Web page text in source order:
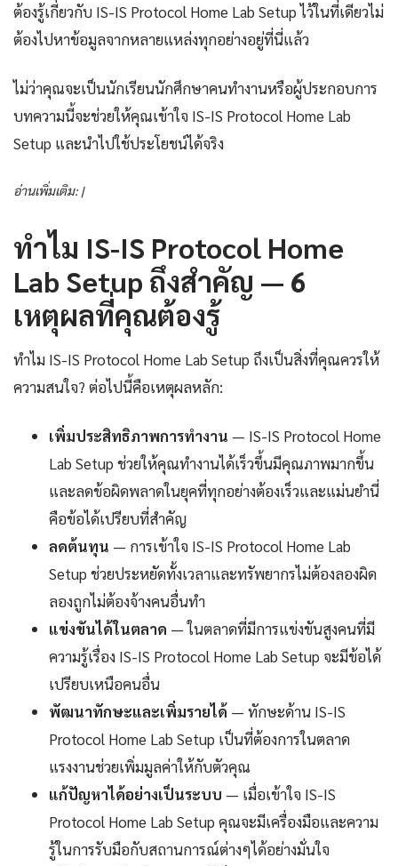
ต้องรู้เกี่ยวกับ IS-IS Protocol Home Lab Setup ไว้ในที่เดียวไม่
ต้องไปหาข้อมูลจากหลายแหล่งทุกอย่างอยู่ที่นี่แล้ว
ไม่ว่าคุณจะเป็นนักเรียนนักศึกษาคนทำงานหรือผู้ประกอบการ
บทความนี้จะช่วยให้คุณเข้าใจ IS-IS Protocol Home Lab
Setup และนำไปใช้ประโยชน์ได้จริง
อ่านเพิ่มเติม: |
ทำไม IS-IS Protocol Home
Lab Setup ถึงสำคัญ — 6
เหตุผลที่คุณต้องรู้
ทำไม IS-IS Protocol Home Lab Setup ถึงเป็นสิ่งที่คุณควรให้
ความสนใจ? ต่อไปนี้คือเหตุผลหลัก:
เพิ่มประสิทธิภาพการทำงาน — IS-IS Protocol Home
Lab Setup ช่วยให้คุณทำงานได้เร็วขึ้นมีคุณภาพมากขึ้น
และลดข้อผิดพลาดในยุคที่ทุกอย่างต้องเร็วและแม่นยำนี่
คือข้อได้เปรียบที่สำคัญ
ลดต้นทุน — การเข้าใจ IS-IS Protocol Home Lab
Setup ช่วยประหยัดทั้งเวลาและทรัพยากรไม่ต้องลองผิด
ลองถูกไม่ต้องจ้างคนอื่นทำ
แข่งขันได้ในตลาด — ในตลาดที่มีการแข่งขันสูงคนที่มี
ความรู้เรื่อง IS-IS Protocol Home Lab Setup จะมีข้อได้
เปรียบเหนือคนอื่น
พัฒนาทักษะและเพิ่มรายได้ — ทักษะด้าน IS-IS
Protocol Home Lab Setup เป็นที่ต้องการในตลาด
แรงงานช่วยเพิ่มมูลค่าให้กับตัวคุณ
แก้ปัญหาได้อย่างเป็นระบบ — เมื่อเข้าใจ IS-IS
Protocol Home Lab Setup คุณจะมีเครื่องมือและความ
รู้ในการรับมือกับสถานการณ์ต่างๆได้อย่างมั่นใจ